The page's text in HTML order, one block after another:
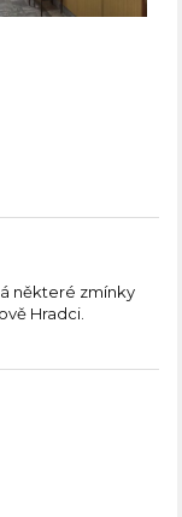
některé zmínky
Hradci.